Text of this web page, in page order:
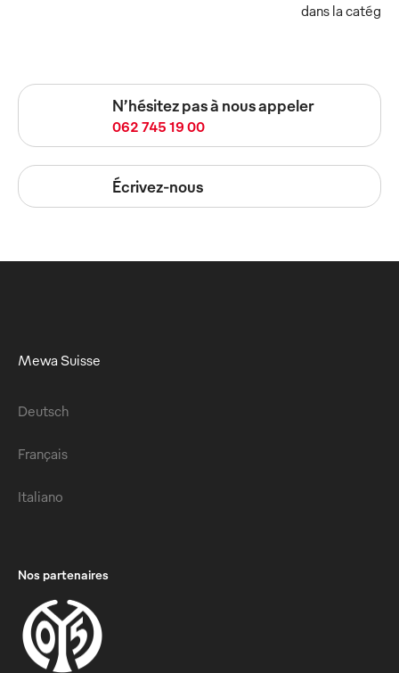
dans la
N’hésitez pas à nous appeler
062 745 19 00
Écrivez-nous
Mewa Suisse
Deutsch
Français
Italiano
Nos partenaires